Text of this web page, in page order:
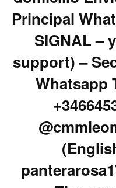
Principal
SIGNAL –
support) –
Whatsapp